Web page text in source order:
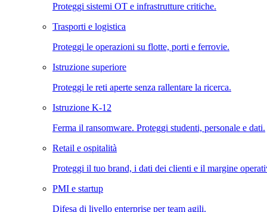
Proteggi sistemi OT e infrastrutture critiche.
Trasporti e logistica
Proteggi le operazioni su flotte, porti e ferrovie.
Istruzione superiore
Proteggi le reti aperte senza rallentare la ricerca.
Istruzione K-12
Ferma il ransomware. Proteggi studenti, personale e dati.
Retail e ospitalità
Proteggi il tuo brand, i dati dei clienti e il margine
PMI e startup
Difesa di livello enterprise per team agili.